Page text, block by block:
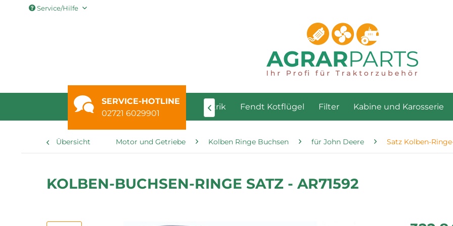
Service/Hilfe
SERVICE-HOTLINE
02721 6029901
Beleuchtung Bremsen Elektrik Fendt Kotflügel Filter Kabine und Karosserie

Übersicht Motor und Getriebe Kolben Ringe Buchsen für John Deere Satz Kolben-
KOLBEN-BUCHSEN-RINGE SATZ - AR71592